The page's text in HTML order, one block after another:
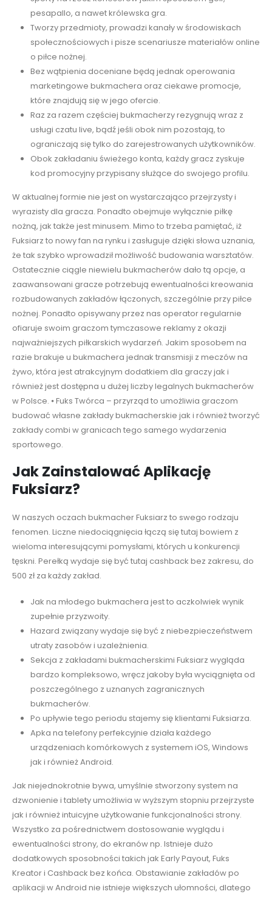
pesapallo, a nawet królewska gra.
Tworzy przedmioty, prowadzi kanały w środowiskach
społecznościowych i pisze scenariusze materiałów online
o piłce nożnej.
Bez wątpienia doceniane będą jednak operowania
marketingowe bukmachera oraz ciekawe promocje,
które znajdują się w jego ofercie.
Raz za razem częściej bukmacherzy rezygnują wraz z
usługi czatu live, bądź jeśli obok nim pozostają, to
ograniczają się tylko do zarejestrowanych użytkowników.
Obok zakładaniu świeżego konta, każdy gracz zyskuje
kod promocyjny przypisany służące do swojego profilu.
W aktualnej formie nie jest on wystarczająco przejrzysty i
wyrazisty dla gracza. Ponadto obejmuje wyłącznie piłkę
nożną, jak także jest minusem. Mimo to trzeba pamiętać, iż
Fuksiarz to nowy fan na rynku i zasługuje dzięki słowa uznania,
że tak szybko wprowadził możliwość budowania warsztatów.
Ostatecznie ciągle niewielu bukmacherów dało tą opcje, a
zaawansowani gracze potrzebują ewentualności kreowania
rozbudowanych zakładów łączonych, szczególnie przy piłce
nożnej. Ponadto opisywany przez nas operator regularnie
ofiaruje swoim graczom tymczasowe reklamy z okazji
najważniejszych piłkarskich wydarzeń. Jakim sposobem na
razie brakuje u bukmachera jednak transmisji z meczów na
żywo, która jest atrakcyjnym dodatkiem dla graczy jak i
również jest dostępna u dużej liczby legalnych bukmacherów
w Polsce. ⦁ Fuks Twórca – przyrząd to umożliwia graczom
budować własne zakłady bukmacherskie jak i również tworzyć
zakłady combi w granicach tego samego wydarzenia
sportowego.
Jak Zainstalować Aplikację
Fuksiarz?
W naszych oczach bukmacher Fuksiarz to swego rodzaju
fenomen. Liczne niedociągnięcia łączą się tutaj bowiem z
wieloma interesującymi pomysłami, których u konkurencji
tęskni. Perełką wydaje się być tutaj cashback bez zakresu, do
500 zł za każdy zakład.
Jak na młodego bukmachera jest to aczkolwiek wynik
zupełnie przyzwoity.
Hazard związany wydaje się być z niebezpieczeństwem
utraty zasobów i uzależnienia.
Sekcja z zakładami bukmacherskimi Fuksiarz wygląda
bardzo kompleksowo, wręcz jakoby była wyciągnięta od
poszczególnego z uznanych zagranicznych
bukmacherów.
Po upływie tego periodu stajemy się klientami Fuksiarza.
Apka na telefony perfekcyjnie działa każdego
urządzeniach komórkowych z systemem iOS, Windows
jak i również Android.
Jak niejednokrotnie bywa, umyślnie stworzony system na
dzwonienie i tablety umożliwia w wyższym stopniu przejrzyste
jak i również intuicyjne użytkowanie funkcjonalności strony.
Wszystko za pośrednictwem dostosowanie wyglądu i
ewentualności strony, do ekranów np. Istnieje dużo
dodatkowych sposobności takich jak Early Payout, Fuks
Kreator i Cashback bez końca. Obstawianie zakładów po
aplikacji w Android nie istnieje większych ułomności, dlatego